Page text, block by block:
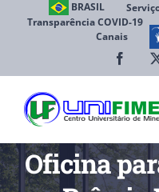
BRASIL
Transparência COVID-19
Canais
Oficina